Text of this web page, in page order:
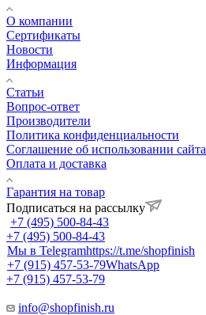
О компании
Сертификаты
Новости
Информация
Статьи
Вопрос-ответ
Производители
Политика конфиденциальности
Соглашение об использовании сайта
Оплата и доставка
Гарантия на товар
Подписаться на рассылку
+7 (495) 500-84-43
+7 (495) 500-84-43
Мы в Telegramhttps://t.me/shopfinish
+7 (915) 457-53-79WhatsApp
+7 (915) 457-53-79
info@shopfinish.ru